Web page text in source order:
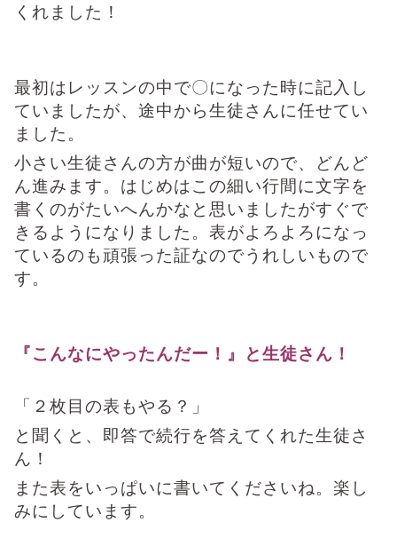
くれました！
最初はレッスンの中で〇になった時に記入し
ていましたが、途中から生徒さんに任せてい
ました。
小さい生徒さんの方が曲が短いので、どんど
ん進みます。はじめはこの細い行間に文字を
書くのがたいへんかなと思いましたがすぐで
きるようになりました。表がよろよろになっ
ているのも頑張った証なのでうれしいもので
す。
『こんなにやったんだー！』と生徒さん！
「２枚目の表もやる？」
と聞くと、即答で続行を答えてくれた生徒さ
ん！
また表をいっぱいに書いてくださいね。楽し
みにしています。